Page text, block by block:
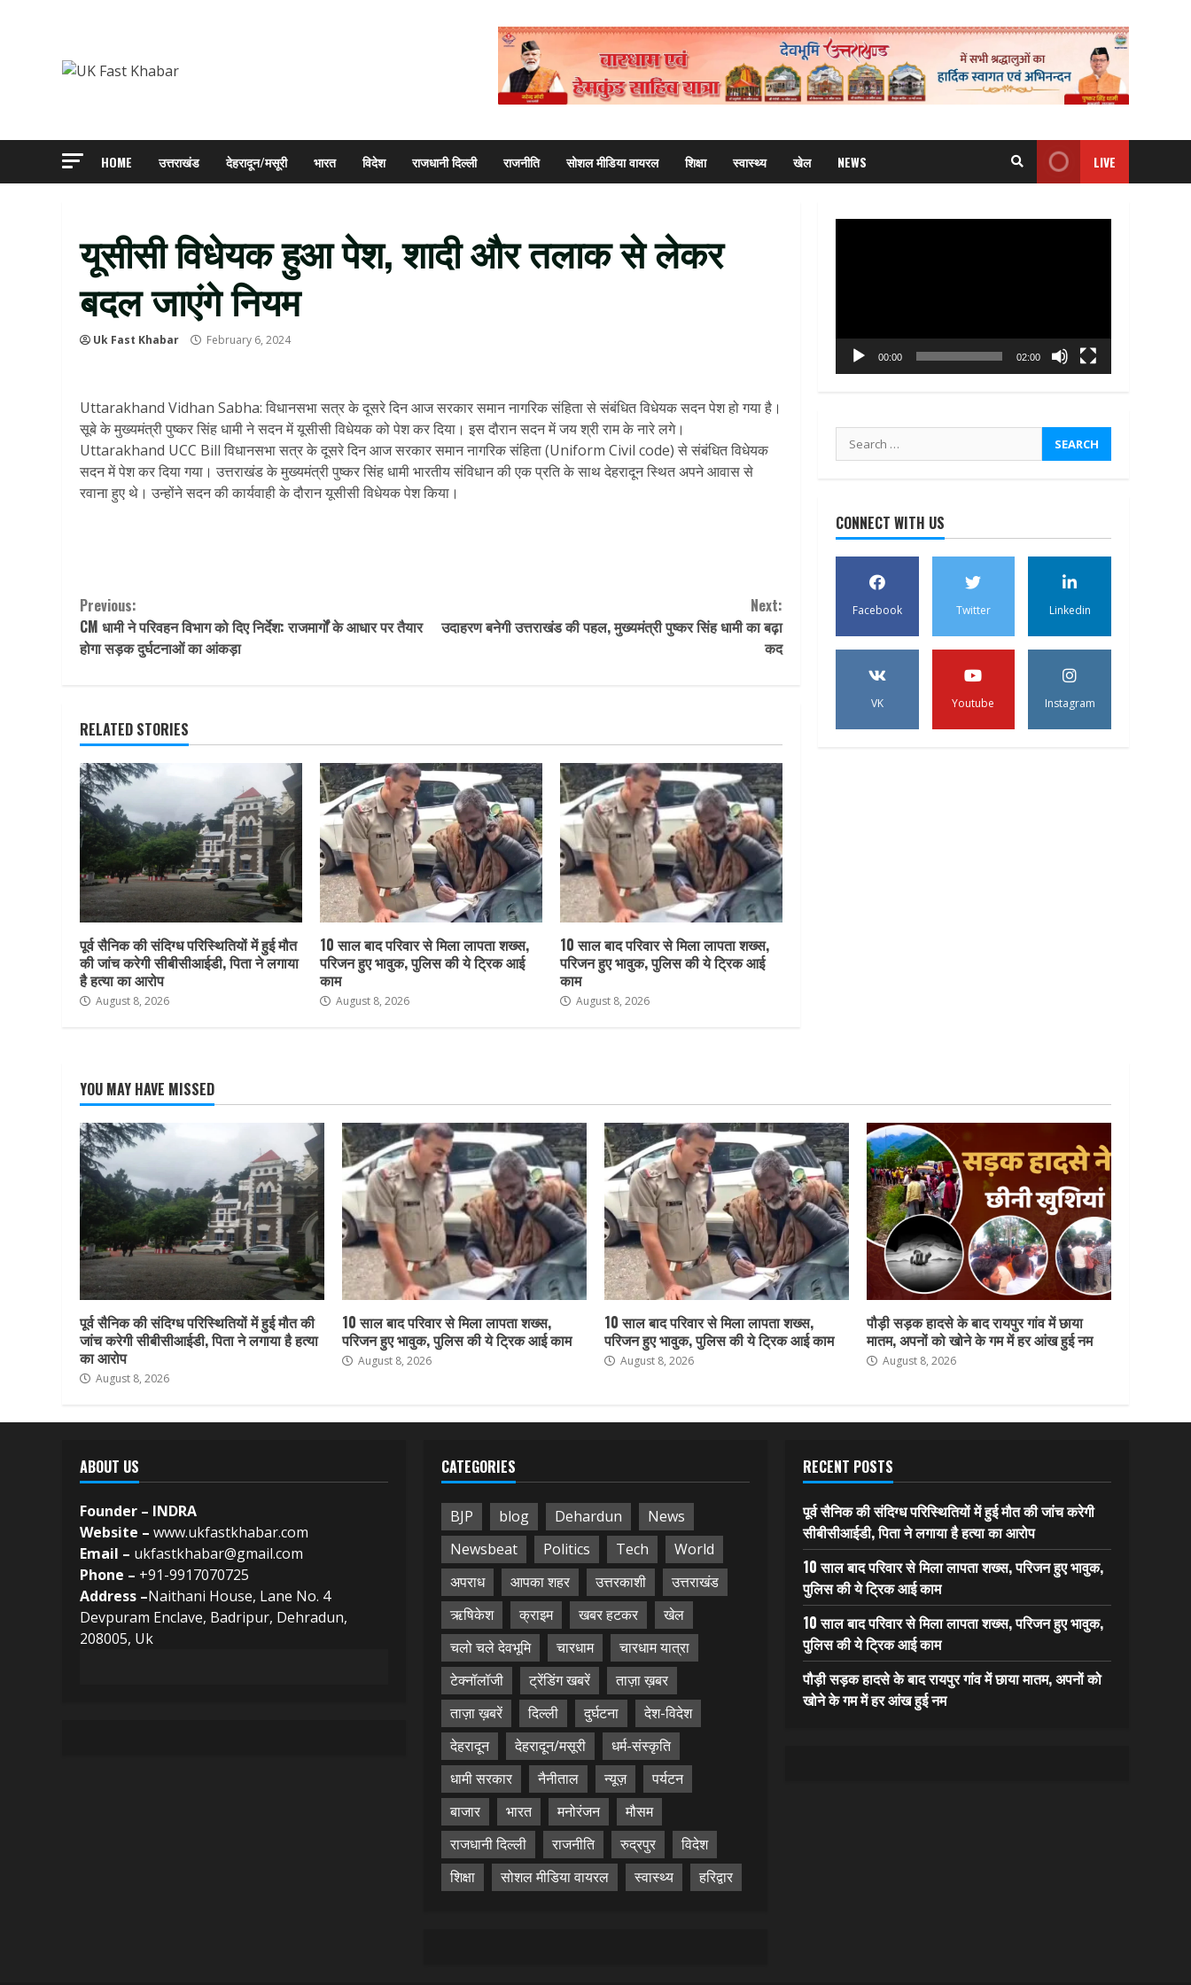
HOME उत्तराखंड देहरादून/मसूरी भारत विदेश राजधानी दिल्ली राजनीति सोशल मीडिया वायरल शिक्षा स्वास्थ्य खेल NEWS LIVE
यूसीसी विधेयक हुआ पेश, शादी और तलाक से लेकर
बदल जाएंगे नियम
Uk Fast Khabar February 6, 2024
Uttarakhand Vidhan Sabha: विधानसभा सत्र के दूसरे दिन आज सरकार समान नागरिक संहिता से संबंधित विधेयक सदन पेश हो गया है।
सूबे के मुख्यमंत्री पुष्कर सिंह धामी ने सदन में यूसीसी विधेयक को पेश कर दिया। इस दौरान सदन में जय श्री राम के नारे लगे।
Uttarakhand UCC Bill विधानसभा सत्र के दूसरे दिन आज सरकार समान नागरिक संहिता (Uniform Civil code) से संबंधित विधेयक
सदन में पेश कर दिया गया। उत्तराखंड के मुख्यमंत्री पुष्कर सिंह धामी भारतीय संविधान की एक प्रति के साथ देहरादून स्थित अपने आवास से
रवाना हुए थे। उन्होंने सदन की कार्यवाही के दौरान यूसीसी विधेयक पेश किया।
Continue
Reading
Previous:
CM धामी ने परिवहन विभाग को दिए निर्देश: राजमार्गों के आधार पर तैयार
होगा सड़क दुर्घटनाओं का आंकड़ा
Next:
उदाहरण बनेगी उत्तराखंड की पहल, मुख्यमंत्री पुष्कर सिंह धामी का बढ़ा
कद
RELATED STORIES
पूर्व सैनिक की संदिग्ध परिस्थितियों में हुई मौत
की जांच करेगी सीबीसीआईडी, पिता ने लगाया
है हत्या का आरोप
August 8, 2026
10 साल बाद परिवार से मिला लापता शख्स,
परिजन हुए भावुक, पुलिस की ये ट्रिक आई
काम
August 8, 2026
10 साल बाद परिवार से मिला लापता शख्स,
परिजन हुए भावुक, पुलिस की ये ट्रिक आई
काम
August 8, 2026
00:00 02:00
Search
for:
CONNECT WITH US
Facebook Twitter Linkedin
VK Youtube Instagram
YOU MAY HAVE MISSED
पूर्व सैनिक की संदिग्ध परिस्थितियों में हुई मौत की
जांच करेगी सीबीसीआईडी, पिता ने लगाया है हत्या
का आरोप
August 8, 2026
10 साल बाद परिवार से मिला लापता शख्स,
परिजन हुए भावुक, पुलिस की ये ट्रिक आई काम
August 8, 2026
10 साल बाद परिवार से मिला लापता शख्स,
परिजन हुए भावुक, पुलिस की ये ट्रिक आई काम
August 8, 2026
पौड़ी सड़क हादसे के बाद रायपुर गांव में छाया
मातम, अपनों को खोने के गम में हर आंख हुई नम
August 8, 2026
ABOUT US
Founder – INDRA
Website – www.ukfastkhabar.com
Email – ukfastkhabar@gmail.com
Phone – +91-9917070725
Address –Naithani House, Lane No. 4
Devpuram Enclave, Badripur, Dehradun,
208005, Uk
CATEGORIES
BJP blog Dehardun
News
Newsbeat
Politics Tech
World
अपराध
आपका शहर उत्तरकाशी
उत्तराखंड
ऋषिकेश
क्राइम खबर हटकर
खेल
चलो चले देवभूमि
चारधाम
चारधाम यात्रा
टेक्नॉलॉजी
ट्रेंडिंग खबरें
ताज़ा ख़बर
ताज़ा ख़बरें
दिल्ली दुर्घटना
देश-विदेश
देहरादून
देहरादून/मसूरी
धर्म-संस्कृति
धामी सरकार
नैनीताल न्यूज़
पर्यटन
बाजार
भारत मनोरंजन
मौसम
राजधानी दिल्ली
राजनीति रुद्रपुर
विदेश
शिक्षा
सोशल मीडिया वायरल स्वास्थ्य हरिद्वार
RECENT POSTS
पूर्व सैनिक की संदिग्ध परिस्थितियों में हुई मौत की जांच करेगी
सीबीसीआईडी, पिता ने लगाया है हत्या का आरोप
10 साल बाद परिवार से मिला लापता शख्स, परिजन हुए भावुक,
पुलिस की ये ट्रिक आई काम
10 साल बाद परिवार से मिला लापता शख्स, परिजन हुए भावुक,
पुलिस की ये ट्रिक आई काम
पौड़ी सड़क हादसे के बाद रायपुर गांव में छाया मातम, अपनों को
खोने के गम में हर आंख हुई नम